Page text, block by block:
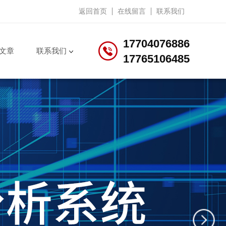
返回首页 在线留言 联系我们
17704076886
17765106485
章 联系我们